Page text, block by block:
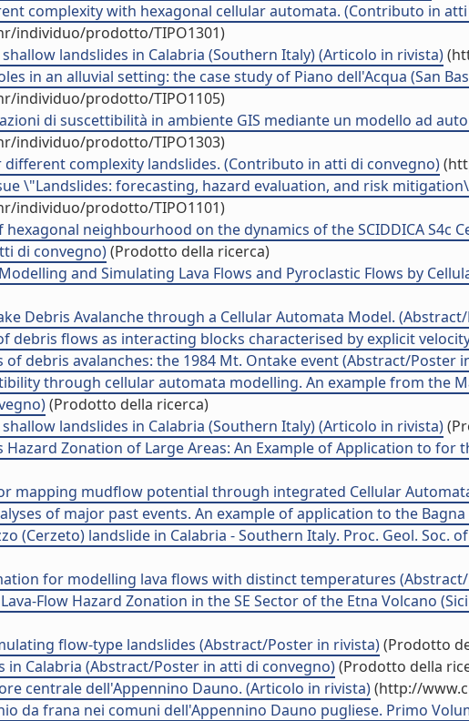
complexity with hexagonal cellular automata. (Contributo in
individuo/prodotto/TIPO1301)
landslides in Calabria (Southern Italy) (Articolo in rivista)
in an alluvial setting: the case study of Piano dell'Acqua (San
individuo/prodotto/TIPO1105)
di suscettibilità in ambiente GIS mediante un modello ad
individuo/prodotto/TIPO1303)
complexity landslides. (Contributo in atti di convegno)
\"Landslides: forecasting, hazard evaluation, and risk
individuo/prodotto/TIPO1101)
neighbourhood on the dynamics of the SCIDDICA S4c
di convegno)(Prodotto della ricerca)
and Simulating Lava Flows and Pyroclastic Flows by
Debris Avalanche through a Cellular Automata Model.
debris flows as interacting blocks characterised by explicit
of debris avalanches: the 1984 Mt. Ontake event (Abstract/Poster
through cellular automata modelling. An example from the
(Prodotto della ricerca)
landslides in Calabria (Southern Italy) (Articolo in rivista)
Hazard Zonation of Large Areas: An Example of Application to for
mapping mudflow potential through integrated Cellular
of major past events. An example of application to the
(Cerzeto) landslide in Calabria - Southern Italy. Proc. Geol.
for modelling lava flows with distinct temperatures
Flow Hazard Zonation in the SE Sector of the Etna Volcano
flow-type landslides (Abstract/Poster in rivista)(Prodotto
in Calabria (Abstract/Poster in atti di convegno)(Prodotto della
centrale dell'Appennino Dauno. (Articolo in rivista)(http://
da frana nei comuni dell'Appennino Dauno pugliese. Primo